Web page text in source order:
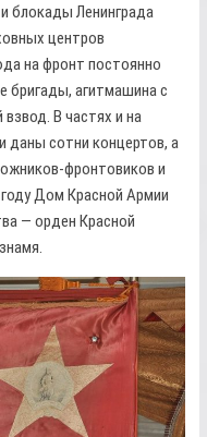
блокады Ленинграда
центров
на фронт постоянно
бригады, агитмашина с
В частях и на
даны сотни концертов, а
фронтовиков и
Дом Красной Армии
— орден Красной